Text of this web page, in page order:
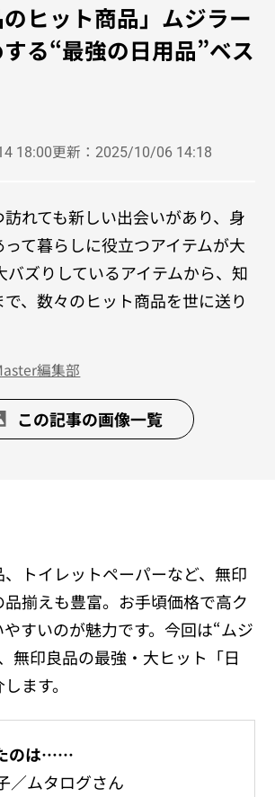
のヒット商品」ムジラー
る“最強の日用品”ベス
18:00更新：2025/10/06 14:18
れても新しい出会いがあり、身
て暮らしに役立つアイテムが大
バズりしているアイテムから、知
、数々のヒット商品を世に送り
編集部
この記事の画像一覧
トイレットペーパーなど、無印
揃えも豊富。お手頃価格で高ク
すいのが魅力です。今回は“ムジ
無印良品の最強・大ヒット「日
ます。
のは……
／ムタログさん